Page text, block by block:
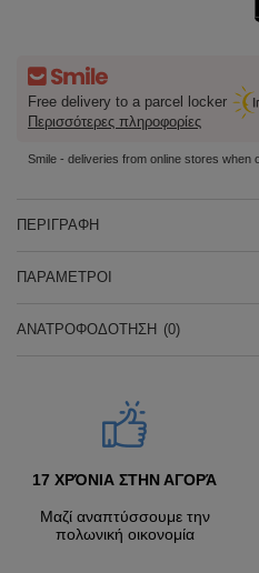
Free delivery to a parcel locker
Περισσότερες πληροφορίες
Smile - deliveries from online stores when
ΠΕΡΙΓΡΑΦΉ
ΠΑΡΆΜΕΤΡΟΙ
ΑΝΑΤΡΟΦΟΔΌΤΗΣΗ (0)
17 ΧΡΌΝΙΑ ΣΤΗΝ ΑΓΟΡΆ
Μαζί αναπτύσσουμε την
πολωνική οικονομία